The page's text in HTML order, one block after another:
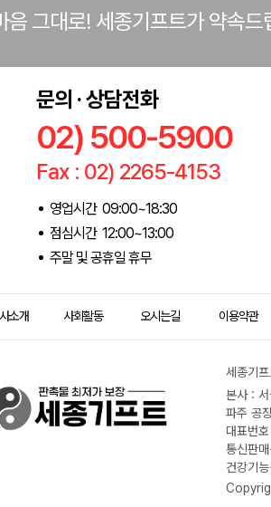
음 그대로! 세종기프트가 약속드
문의 · 상담전화
02) 500-5900
Fax : 02) 2265-4153
영업시간 09:00~18:30
점심시간 12:00~13:00
주말 및 공휴일 휴무
소개 사회활동 오시는길 이용약관
세종기
본사 :
파주 공
대표번
통신판
건강기